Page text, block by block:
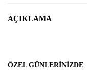
AÇIKLAMA
ÖZEL GÜNLERINIZDE